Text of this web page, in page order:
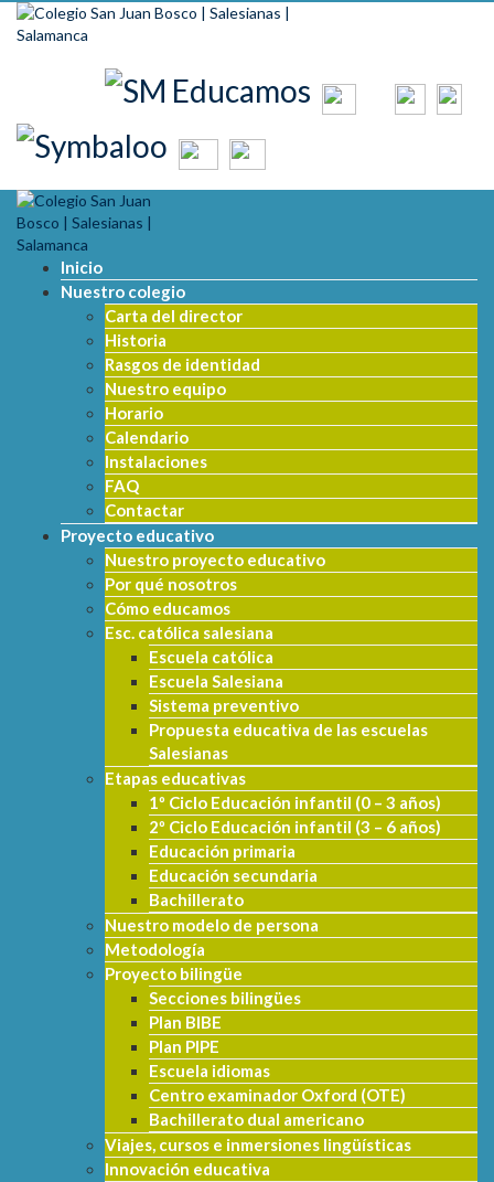
Skip to content
Inicio
Nuestro colegio
Carta del director
Historia
Rasgos de identidad
Nuestro equipo
Horario
Calendario
Instalaciones
FAQ
Contactar
Proyecto educativo
Nuestro proyecto educativo
Por qué nosotros
Cómo educamos
Esc. católica salesiana
Escuela católica
Escuela Salesiana
Sistema preventivo
Propuesta educativa de las escuelas
Salesianas
Etapas educativas
1º Ciclo Educación infantil (0 – 3 años)
2º Ciclo Educación infantil (3 – 6 años)
Educación primaria
Educación secundaria
Bachillerato
Nuestro modelo de persona
Metodología
Proyecto bilingüe
Secciones bilingües
Plan BIBE
Plan PIPE
Escuela idiomas
Centro examinador Oxford (OTE)
Bachillerato dual americano
Viajes, cursos e inmersiones lingüísticas
Innovación educativa